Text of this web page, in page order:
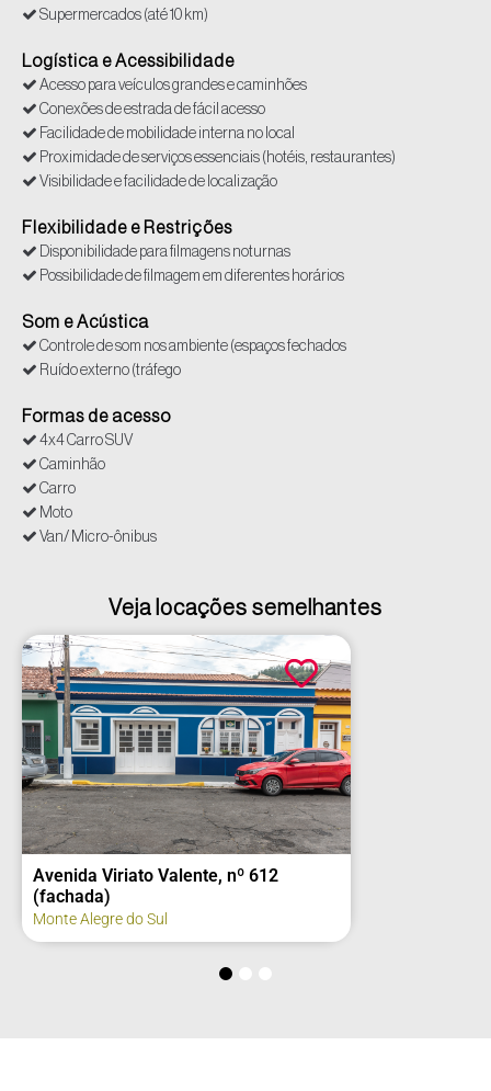
Supermercados (até 10 km)
Logística e Acessibilidade
Acesso para veículos grandes e caminhões
Conexões de estrada de fácil acesso
Facilidade de mobilidade interna no local
Proximidade de serviços essenciais (hotéis, restaurantes)
Visibilidade e facilidade de localização
Flexibilidade e Restrições
Disponibilidade para filmagens noturnas
Possibilidade de filmagem em diferentes horários
Som e Acústica
Controle de som nos ambiente (espaços fechados
Ruído externo (tráfego
Formas de acesso
4x4 Carro SUV
Caminhão
Carro
Moto
Van/ Micro-ônibus
Veja locações semelhantes
Avenida Viriato Valente, nº 612
(fachada)
Monte Alegre do Sul